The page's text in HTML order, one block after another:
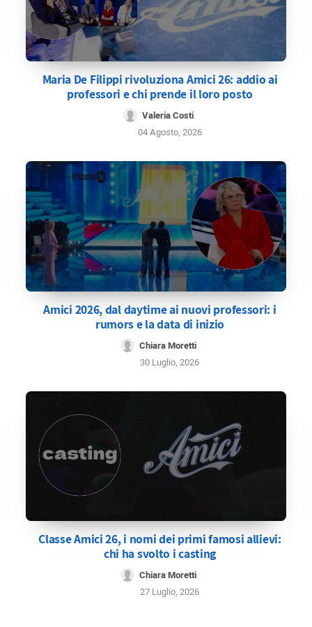
Maria De Filippi rivoluziona Amici 26: addio ai
professori e chi prende il loro posto
Valeria Costi
04 Agosto, 2026
Amici 2026, dal daytime ai nuovi professori: i
rumors e la data di inizio
Chiara Moretti
30 Luglio, 2026
Classe Amici 26, i nomi dei primi famosi allievi:
chi ha svolto i casting
Chiara Moretti
27 Luglio, 2026